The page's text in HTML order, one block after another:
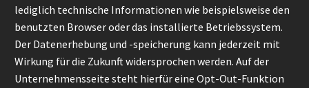
lediglich technische Informationen wie beispielsweise den
benutzten Browser oder das installierte Betriebssystem.
Der Datenerhebung und -speicherung kann jederzeit mit
Wirkung für die Zukunft widersprochen werden. Auf der
Unternehmensseite steht hierfür eine Opt-Out-Funktion